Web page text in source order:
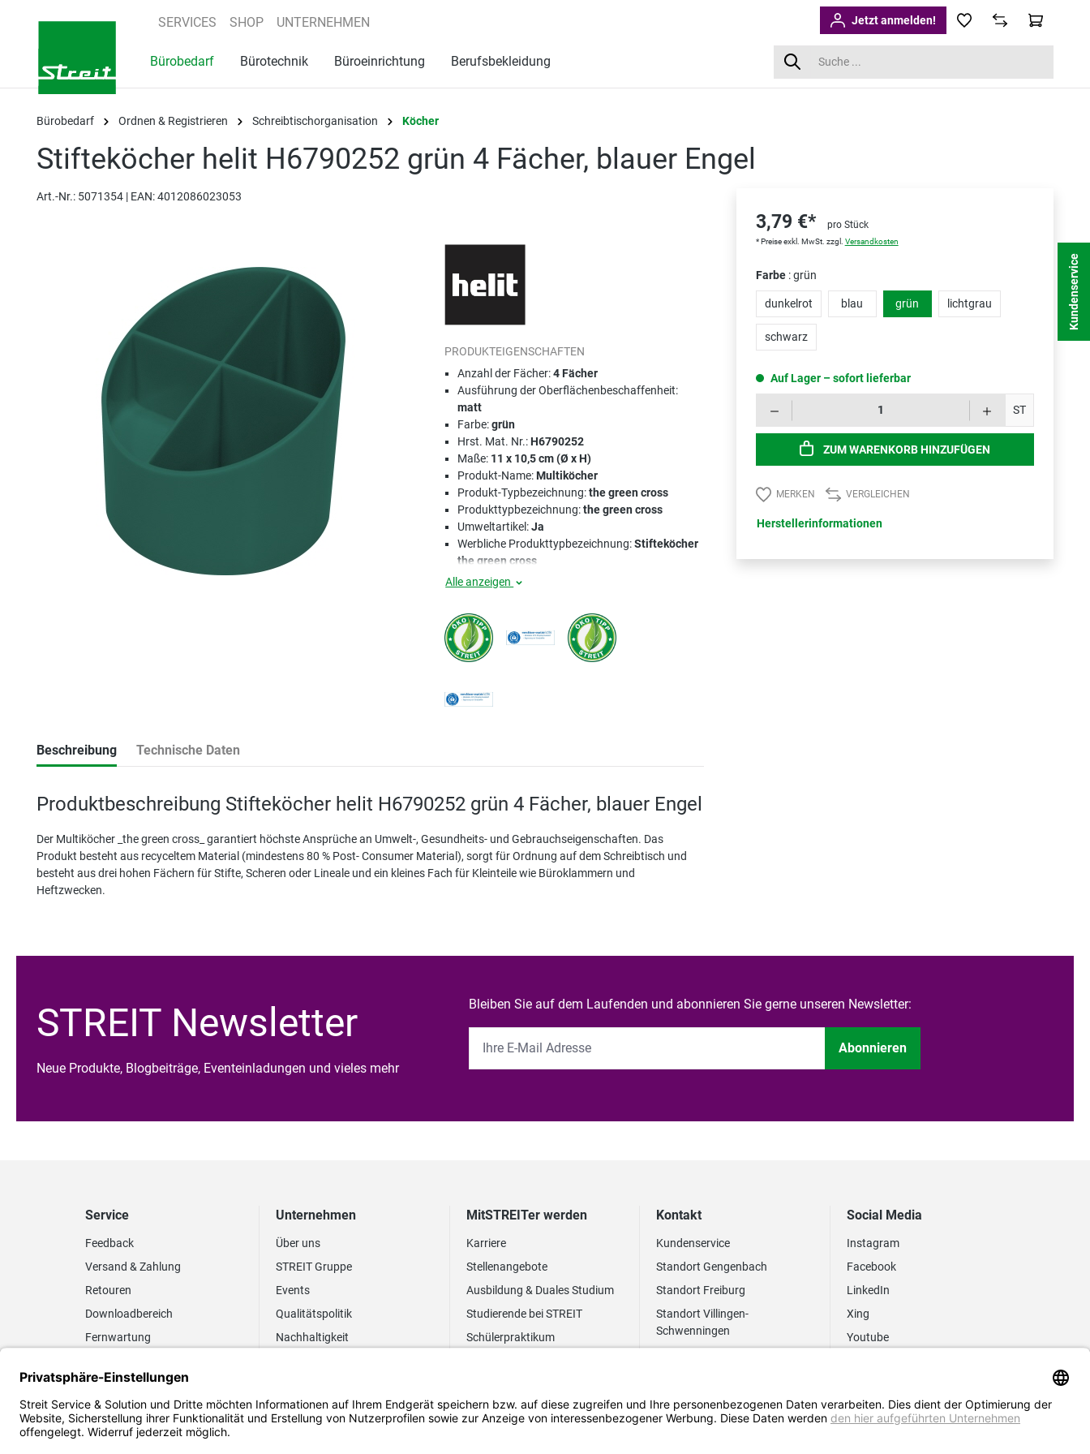
Zur Hauptnavigation springen
SERVICES SHOP UNTERNEHMEN Jetzt anmelden!
Bürobedarf Bürotechnik Büroeinrichtung Berufsbekleidung
Bürobedarf Ordnen & Registrieren Schreibtischorganisation Köcher
Stifteköcher helit H6790252 grün 4 Fächer, blauer Engel
Art.-Nr.: 5071354 | EAN: 4012086023053
PRODUKTEIGENSCHAFTEN
Anzahl der Fächer:4 Fächer
Ausführung der Oberflächenbeschaffenheit:
matt
Farbe:grün
Hrst. Mat. Nr.:H6790252
Maße: 11 x 10,5 cm (Ø x H)
Produkt-Name:Multiköcher
Produkt-Typbezeichnung:the green cross
Produkttypbezeichnung:the green cross
Umweltartikel:Ja
Werbliche Produkttypbezeichnung:Stifteköcher
the green cross
Alle anzeigen
Beschreibung Technische Daten
Produktbeschreibung Stifteköcher helit H6790252 grün 4 Fächer, blauer Engel
Der Multiköcher _the green cross_ garantiert höchste Ansprüche an Umwelt-, Gesundheits- und Gebrauchseigenschaften. Das
Produkt besteht aus recyceltem Material (mindestens 80 % Post- Consumer Material), sorgt für Ordnung auf dem Schreibtisch und
besteht aus drei hohen Fächern für Stifte, Scheren oder Lineale und ein kleines Fach für Kleinteile wie Büroklammern und
Heftzwecken.
3,79 €* pro Stück
* Preise exkl. MwSt. zzgl. Versandkosten
Farbe : grün
dunkelrot blau grün lichtgrau
schwarz
Auf Lager – sofort lieferbar
ST
ZUM WARENKORB HINZUFÜGEN
MERKEN VERGLEICHEN
Herstellerinformationen
STREIT Newsletter
Neue Produkte, Blogbeiträge, Eventeinladungen und vieles mehr
Bleiben Sie auf dem Laufenden und abonnieren Sie gerne unseren Newsletter:
Abonnieren
Service
Feedback
Versand & Zahlung
Retouren
Downloadbereich
Fernwartung
Elektronischer
Rechnungsversand
FAQ EUDR
Unternehmen
Über uns
STREIT Gruppe
Events
Qualitätspolitik
Nachhaltigkeit
MitSTREITer werden
Karriere
Stellenangebote
Ausbildung & Duales Studium
Studierende bei STREIT
Schülerpraktikum
Kontakt
Kundenservice
Standort Gengenbach
Standort Freiburg
Standort Villingen-
Schwenningen
Social Media
Instagram
Facebook
LinkedIn
Xing
Youtube
Kundenservice